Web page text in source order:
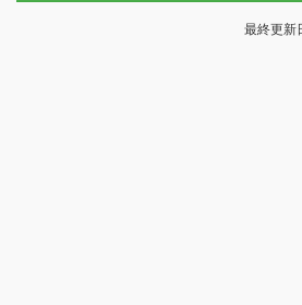
最終更新